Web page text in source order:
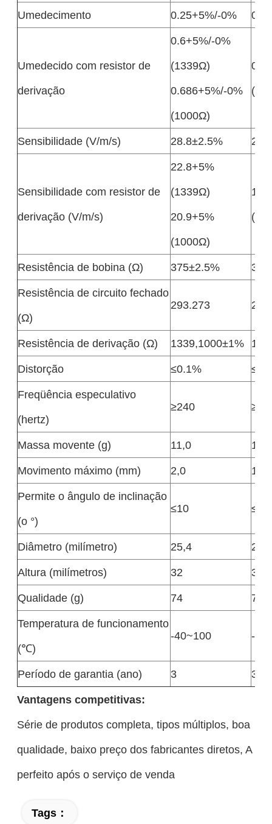
Umedecimento 0.25+5%/-0%
Umedecido com resistor de
derivação
0.6+5%/-0%
(1339Ω)
0.686+5%/-0%
(1000Ω)
Sensibilidade (V/m/s) 28.8±2.5%
Sensibilidade com resistor de
derivação (V/m/s)
22.8+5%
(1339Ω)
20.9+5%
(1000Ω)
Resistência de bobina (Ω) 375±2.5%
Resistência de circuito fechado
(Ω)
293.273
Resistência de derivação (Ω) 1339,1000±1%
Distorção
≤0.1%
Freqüência especulativo
(hertz)
≥240
Massa movente (g) 11,0
11,2
Movimento máximo (mm)
2,0
1,5
Permite o ângulo de inclinação
(o °)
≤10 ≤10
Diâmetro (milímetro) 25,4
25,4
Altura (milímetros)
32
33
Qualidade (g)
74
74
Temperatura de funcionamento
(℃)
-40~100 -
Período de garantia (ano) 3
3
Vantagens competitivas:
Série de produtos completa, tipos múltiplos, boa
qualidade, baixo preço dos fabricantes diretos, A
perfeito após o serviço de venda
Tags：